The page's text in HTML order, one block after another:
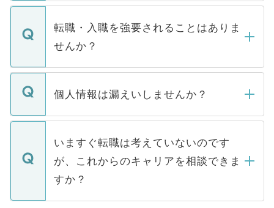
ます。通常、5営業日以内にはご連絡をせて
いただきますので、しばらくお待ちくださ
マイナビDOCTORで取り扱っている求人の
うち約3割は、Webサイトからご覧いただ
けない「非公開求人」です。非公開求人は
下記の理由によって、一般には公開してい
ません。
■応募殺到を避けるため 人気のある医療機
関を公にしてしまうと、応募が殺到する場
に、医療機関が求める条件に合った人材の
みを人材紹介会社に依頼するケースが増え
ています。
転職・入職を強要されることはありま
せんか？
転職・入職を強要することは一切ありませ
ん。また、仮に応募先から内定をいただい
定を承諾する必要はありません。内定先へ
の辞退の連絡はキャリアパートナーが行い
個人情報は漏えいしませんか？
個人情報が漏えいすることはありませんの
で、ご安心ください。当サイトからの登録
などで収集したご登録者様の個人情報は、
ご本人のキャリアアップおよび転職活動の
支援を目的に使用いたします。お預かりし
ているすべての個人データはご本人の許可
いますぐ転職は考えていないのです
が、これからのキャリアを相談できま
すか？